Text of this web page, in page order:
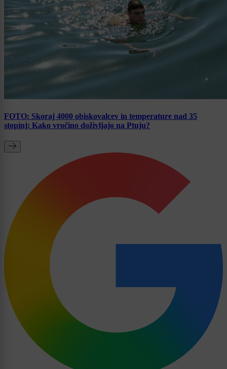
FOTO: Skoraj 4000 obiskovalcev in temperature nad 35
stopinj: Kako vročino doživljajo na Ptuju?